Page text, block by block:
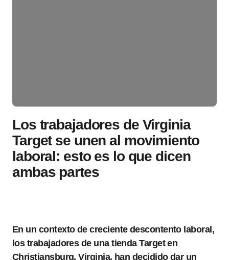
Los trabajadores de Virginia
Target se unen al movimiento
laboral: esto es lo que dicen
ambas partes
En un contexto de creciente descontento laboral,
los trabajadores de una tienda Target en
Christiansburg, Virginia, han decidido dar un